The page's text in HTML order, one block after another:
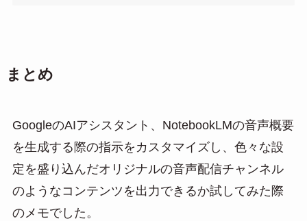
まとめ
GoogleのAIアシスタント、NotebookLMの音声概要
を生成する際の指示をカスタマイズし、色々な設
定を盛り込んだオリジナルの音声配信チャンネル
のようなコンテンツを出力できるか試してみた際
のメモでした。